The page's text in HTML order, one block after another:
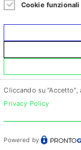
Cookie funzionali
Cliccando su
Privacy Policy
Powered by